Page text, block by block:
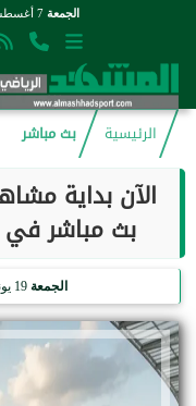
الجمعة
الرئيسية
بث مباشر
الآن بداية
بث مباشر في كأس
الجمعة